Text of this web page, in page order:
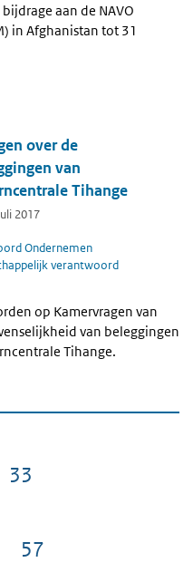
aan de NAVO
in Afghanistan tot 31
over de
van
Tihange
2017
Ondernemen
verantwoord
op Kamervragen van
van beleggingen
Tihange.
Pagina
33
Pagina
57